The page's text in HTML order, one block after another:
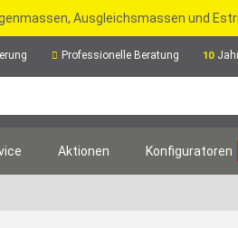
Ausgleichsmassen und
Professionelle Beratung 10
Aktionen Konfiguratoren